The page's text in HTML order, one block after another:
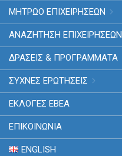
ΜΗΤΡΩΟ ΕΠΙΧΕΙΡΗΣΕΩΝ
ΑΝΑΖΗΤΗΣΗ ΕΠΙΧΕΙΡΗΣΕΩΝ
ΔΡΑΣΕΙΣ & ΠΡΟΓΡΑΜΜΑΤΑ
ΣΥΧΝΕΣ ΕΡΩΤΗΣΕΙΣ
ΕΚΛΟΓΈΣ ΕΒΕΑ
ΕΠΙΚΟΙΝΩΝΙΑ
ENGLISH